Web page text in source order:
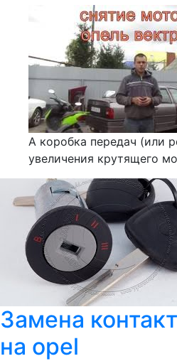
А коробка передач (или
увеличения крутящего
Замена
на opel